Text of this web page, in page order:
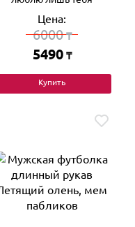
Цена:
6000₸
5490 ₸
Купить